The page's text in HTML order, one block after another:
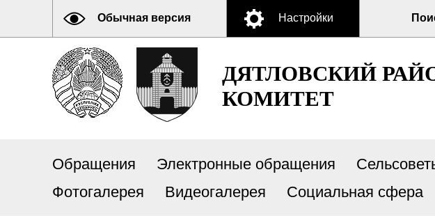
Обычная версия Настройки
ДЯТЛОВСКИЙ
КОМИТЕТ
Обращения Электронные обращения
Фотогалерея
Видеогалерея Социальная сфера